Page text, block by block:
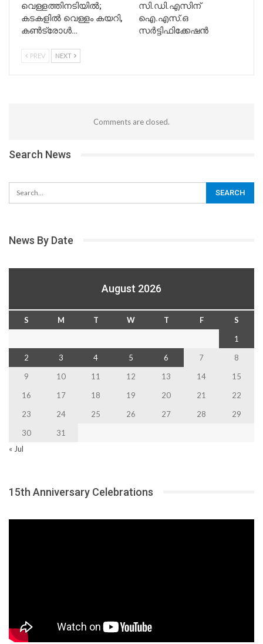
വെള്ളത്തിനടിയിൽ;
കടകളിൽ വെള്ളം കയറി,
കൺട്രോൾ…
സി.ഡി.എസിന്
ഐ.എസ്.ഒ
സർട്ടിഫിക്കേഷൻ
PREV NEXT
Comments are closed.
Search News
News By Date
August 2026
S M T W T F
S
1
2
3 4 5 6 7
8
9
10 11 12 13 14
15
16
17 18 19 20 21
22
23
24 25 26 27 28
29
30
31
« Jul
15th Anniversary Celebrations